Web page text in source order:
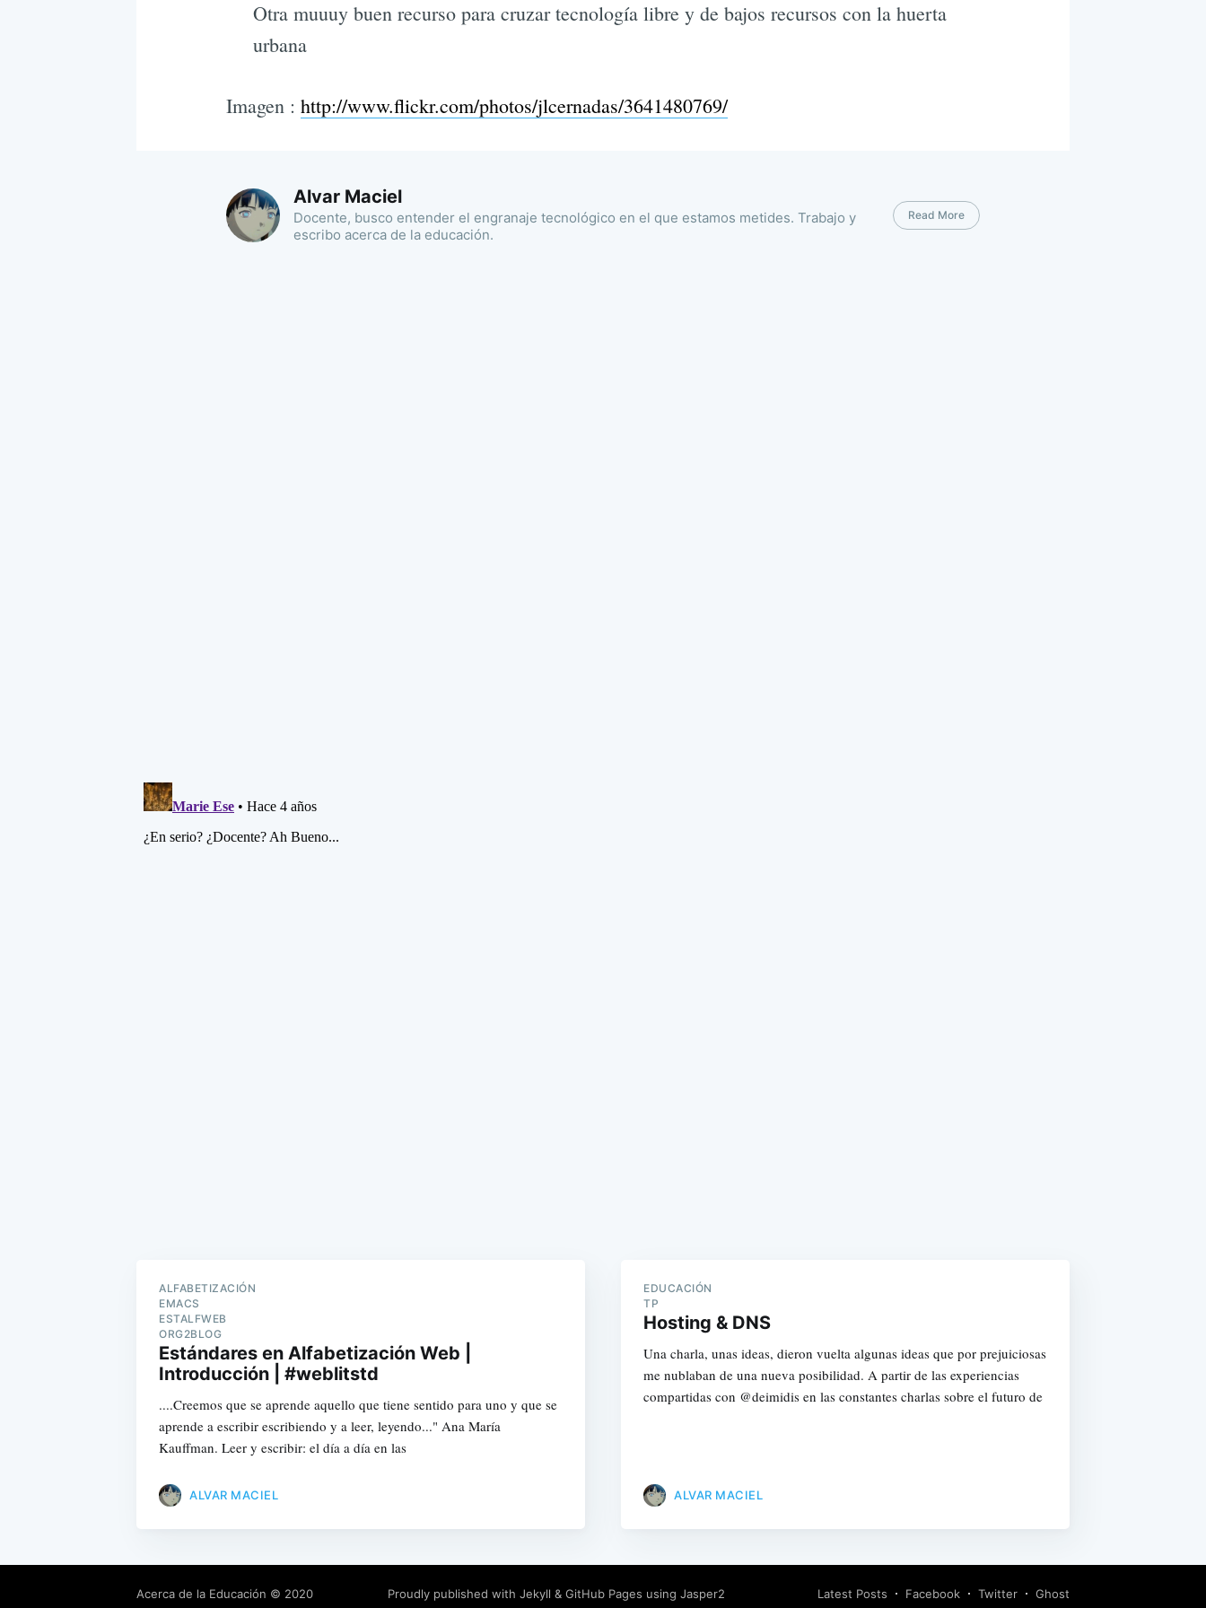
Otra muuuy buen recurso para cruzar tecnología libre y de bajos recursos con la huerta
urbana
Imagen : http://www.flickr.com/photos/jlcernadas/3641480769/
Alvar Maciel
Docente, busco entender el engranaje tecnológico en el que estamos metides. Trabajo y
escribo acerca de la educación.
Read More
ALFABETIZACIÓN
EMACS
ESTALFWEB
ORG2BLOG
Estándares en Alfabetización Web |
Introducción | #weblitstd
....Creemos que se aprende aquello que tiene sentido para uno y que se
aprende a escribir escribiendo y a leer, leyendo..." Ana María
Kauffman. Leer y escribir: el día a día en las
ALVAR MACIEL
EDUCACIÓN
TP
Hosting & DNS
Una charla, unas ideas, dieron vuelta algunas ideas que por prejuiciosas
me nublaban de una nueva posibilidad. A partir de las experiencias
compartidas con @deimidis en las constantes charlas sobre el futuro de
ALVAR MACIEL
Acerca de la Educación © 2020 Proudly published with Jekyll & GitHub Pages using Jasper2 Latest Posts Facebook Twitter Ghost